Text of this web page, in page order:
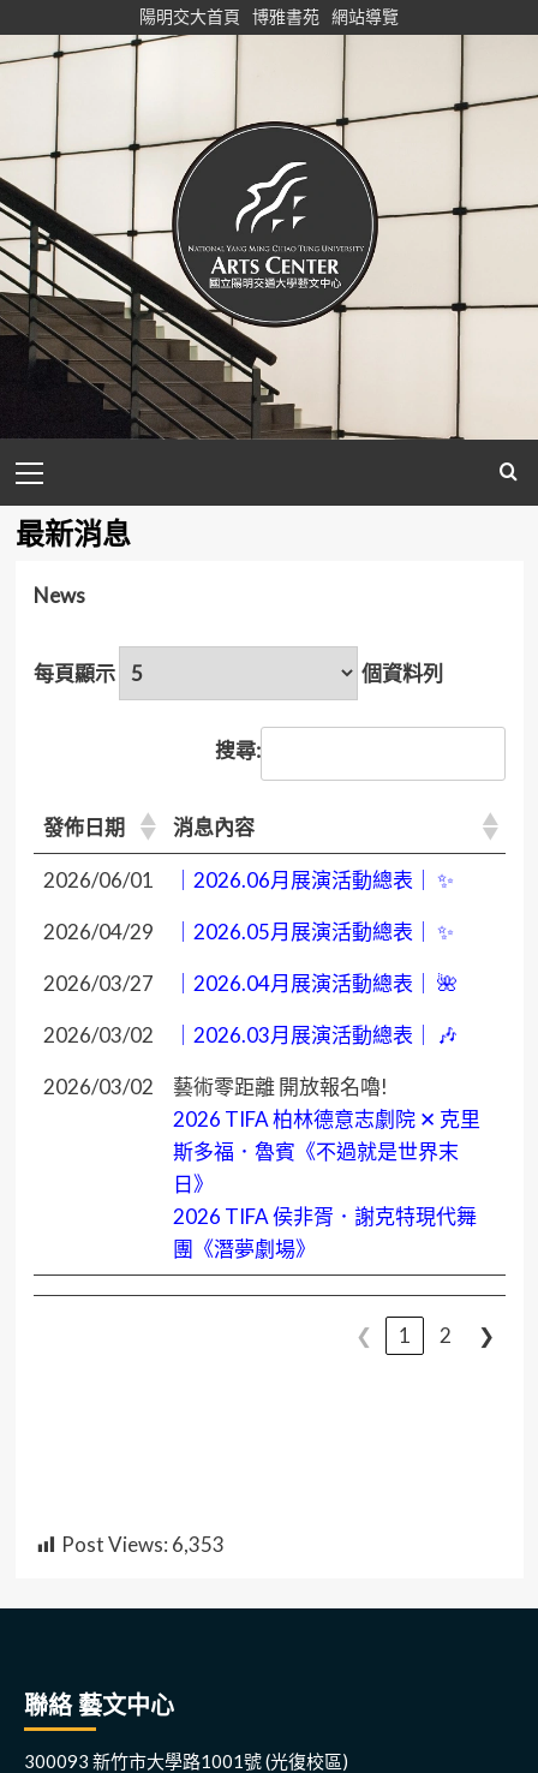
content
陽明交大首頁 博雅書苑 網站導覽
Menu
最新消息
News
每頁顯示 個資料列
搜尋:
發佈日期 消息內容
2026/06/01 ｜2026.06月展演活動總表｜ ✨
2026/04/29 ｜2026.05月展演活動總表｜ ✨
2026/03/27 ｜2026.04月展演活動總表｜ 🌺
2026/03/02 ｜2026.03月展演活動總表｜ 🎶
2026/03/02
藝術零距離 開放報名嚕!
2026 TIFA 柏林德意志劇院 ✕ 克里
斯多福．魯賓《不過就是世界末
日》
2026 TIFA 侯非胥．謝克特現代舞
團《潛夢劇場》
❮ 1 2 ❯
Post Views: 6,353
聯絡 藝文中心
300093 新竹市大學路1001號 (光復校區)